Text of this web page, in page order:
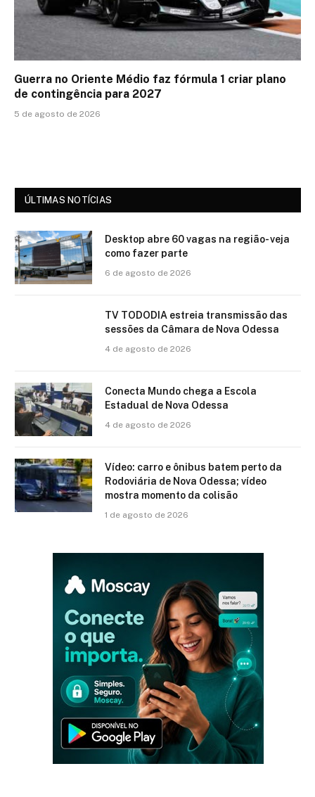
Guerra no Oriente Médio faz fórmula 1 criar plano
de contingência para 2027
5 de agosto de 2026
ÚLTIMAS NOTÍCIAS
Desktop abre 60 vagas na região- veja
como fazer parte
6 de agosto de 2026
TV TODODIA estreia transmissão das
sessões da Câmara de Nova Odessa
4 de agosto de 2026
Conecta Mundo chega a Escola
Estadual de Nova Odessa
4 de agosto de 2026
Vídeo: carro e ônibus batem perto da
Rodoviária de Nova Odessa; vídeo
mostra momento da colisão
1 de agosto de 2026